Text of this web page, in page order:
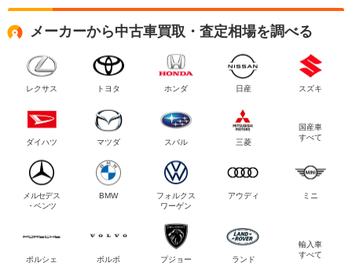
メーカーから中古車買取・査定相場を調べる
レクサス トヨタ ホンダ 日産 スズキ
ダイハツ マツダ スバル 三菱
国産車
すべて
メルセデス
・ベンツ
BMW
フォルクス
ワーゲン
アウディ ミニ
ポルシェ ボルボ プジョー
ランド
輸入車
すべて